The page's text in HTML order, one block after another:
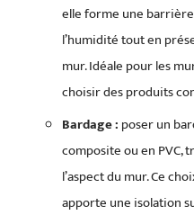
elle forme une
l’humidité tout en
mur. Idéale pour les
choisir des produits
Bardage : poser un
composite ou en
l’aspect du mur. Ce
apporte une isolation